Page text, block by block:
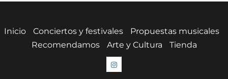
Inicio Conciertos y festivales
Propuestas musicales
Recomendamos
Arte y Cultura Tienda